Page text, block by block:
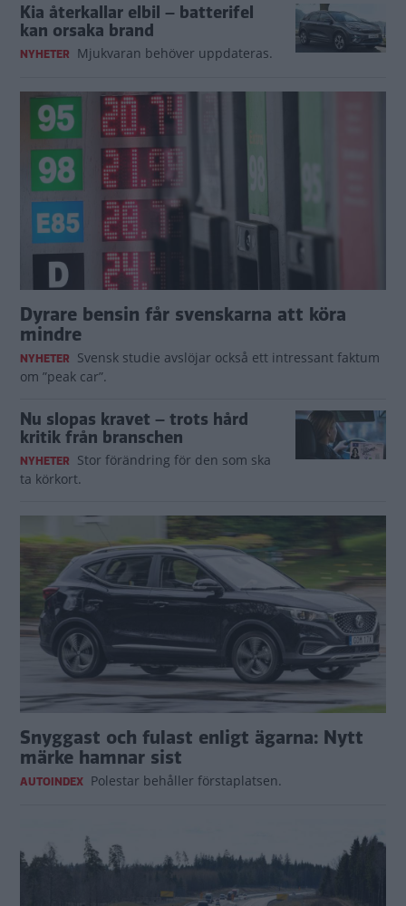
Kia återkallar elbil – batterifel
kan orsaka brand
NYHETER Mjukvaran behöver uppdateras.
Dyrare bensin får svenskarna att köra
mindre
NYHETER Svensk studie avslöjar också ett intressant faktum
om ”peak car”.
Nu slopas kravet – trots hård
kritik från branschen
NYHETER Stor förändring för den som ska
ta körkort.
Snyggast och fulast enligt ägarna: Nytt
märke hamnar sist
AUTOINDEX Polestar behåller förstaplatsen.